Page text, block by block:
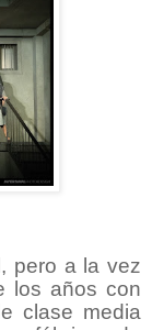
pero a la vez
los años con
clase media